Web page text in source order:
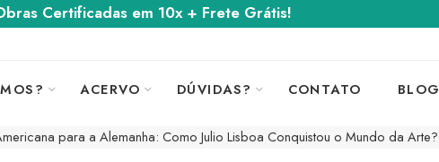
Certificadas em 10x + Frete Grátis!
ACERVO DÚVIDAS? CONTATO BLOG
para a Alemanha: Como Julio Lisboa Conquistou o Mundo da Arte?